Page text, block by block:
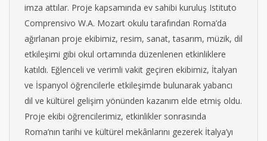
imza attılar. Proje kapsamında ev sahibi kuruluş Istituto
Comprensivo W.A. Mozart okulu tarafından Roma’da
ağırlanan proje ekibimiz, resim, sanat, tasarım, müzik, dil
etkileşimi gibi okul ortamında düzenlenen etkinliklere
katıldı. Eğlenceli ve verimli vakit geçiren ekibimiz, İtalyan
ve İspanyol öğrencilerle etkileşimde bulunarak yabancı
dil ve kültürel gelişim yönünden kazanım elde etmiş oldu.
Proje ekibi öğrencilerimiz, etkinlikler sonrasında
Roma’nın tarihi ve kültürel mekânlarını gezerek İtalya’yı